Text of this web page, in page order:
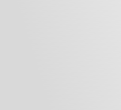
IGEL